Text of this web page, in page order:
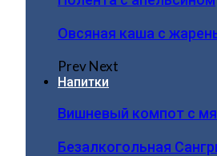
Овсяная каша с
PrevNext
Напитки
Вишневый компот с
Безалкогольная